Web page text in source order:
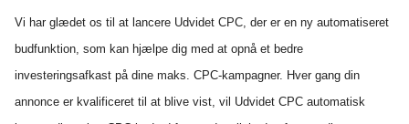
Vi har glædet os til at lancere Udvidet CPC, der er en ny automatiseret
budfunktion, som kan hjælpe dig med at opnå et bedre
investeringsafkast på dine maks. CPC-kampagner. Hver gang din
annonce er kvalificeret til at blive vist, vil Udvidet CPC automatisk